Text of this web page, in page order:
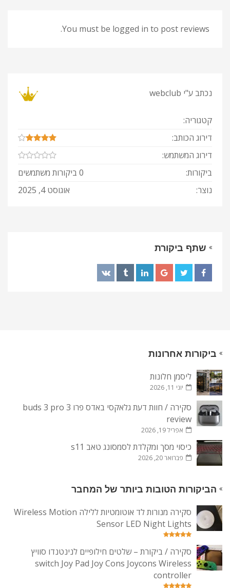
You must be logged in to post reviews.
נכתב ע"י webclub
קטגוריה:
דירוג הכותב:
דירוג המשתמש:
ביקורות:
0 ביקורות משתמשים
נוצר:
אוגוסט 4, 2025
שתף ביקורת
ביקורות אחרונות
ליסמן חלונות
יוני 11, 2026
סקירה / חוות דעת גלאקסי באדס פרו 3 buds 3 pro
review
אפריל 19, 2026
כיסוי מסך ומקלדת לסמסונג טאב s11
פברואר 20, 2026
הביקורות הטובות ביותר של המחבר
סקירה מנורות לד אוטומטיות ללילה Wireless Motion
Sensor LED Night Lights
סקירה / ביקורת – שלטים חילופיים לנינטנדו סוויץ
switch Joy Pad Joy Cons Joycons Wireless
controller